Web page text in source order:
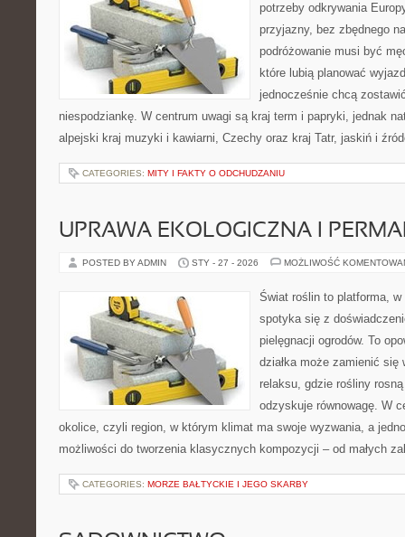
potrzeby odkrywania
przyjazny, bez zbędnego
podróżowanie musi być
które lubią planować
jednocześnie chcą
niespodziankę. W centrum uwagi są kraj term i papryki, jednak
alpejski kraj muzyki i kawiarni, Czechy oraz kraj Tatr, jaskiń i
CATEGORIES: MITY I FAKTY O ODCHUDZANIU
UPRAWA EKOLOGICZNA I
POSTED BY ADMIN STY - 27 - 2026 MOŻLIWOŚĆ
Świat roślin to platforma,
spotyka się z
pielęgnacji ogrodów. To
działka może zamienić się
relaksu, gdzie rośliny
odzyskuje równowagę. W
okolice, czyli region, w którym klimat ma swoje wyzwania, a
możliwości do tworzenia klasycznych kompozycji – od małych
CATEGORIES: MORZE BAŁTYCKIE I JEGO SKARBY